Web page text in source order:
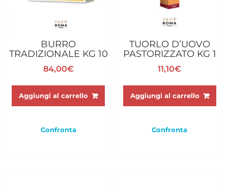
BURRO
TRADIZIONALE KG 10
84,00€
Aggiungi al carrello
Confronta
TUORLO D’UOVO
PASTORIZZATO KG 1
11,10€
Aggiungi al carrello
Confronta